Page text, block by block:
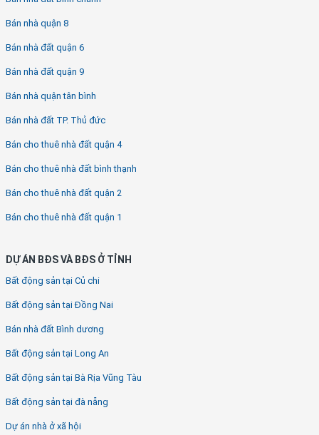
Bán nhà quận 8
Bán nhà đất quận 6
Bán nhà đất quận 9
Bán nhà quận tân bình
Bán nhà đất TP. Thủ đức
Bán cho thuê nhà đất quận 4
Bán cho thuê nhà đất bình thạnh
Bán cho thuê nhà đất quận 2
Bán cho thuê nhà đất quận 1
DỰ ÁN BĐS VÀ BĐS Ở TỈNH
Bất động sản tại Củ chi
Bất động sản tại Đồng Nai
Bán nhà đất Bình dương
Bất động sản tại Long An
Bất động sản tại Bà Rịa Vũng Tàu
Bất động sản tại đà nẵng
Dự án nhà ở xã hội